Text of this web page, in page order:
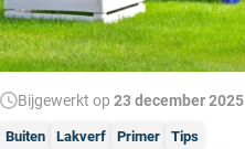
Bijgewerkt op 23 december 2025
Buiten Lakverf Primer Tips